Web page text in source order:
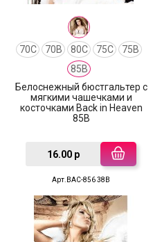
70C 70B 80C 75C
75B
85B
Белоснежный бюстгальтер с
мягкими чашечками и
косточками Back in Heaven
85B
16.00 р
Арт.BAC-856 38B